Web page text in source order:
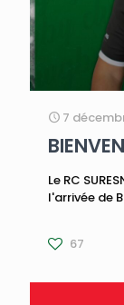
7
Le RC
l'arrivée de
67